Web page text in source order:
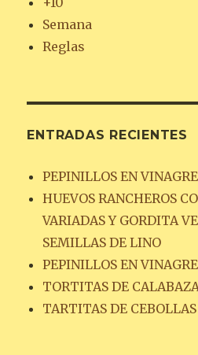
Semana
Reglas
ENTRADAS RECIENTES
PEPINILLOS EN VINAGRE
HUEVOS RANCHEROS
VARIADAS Y GORDITA
SEMILLAS DE LINO
PEPINILLOS EN VINAGRE
TORTITAS DE
TARTITAS DE CEBOLLAS